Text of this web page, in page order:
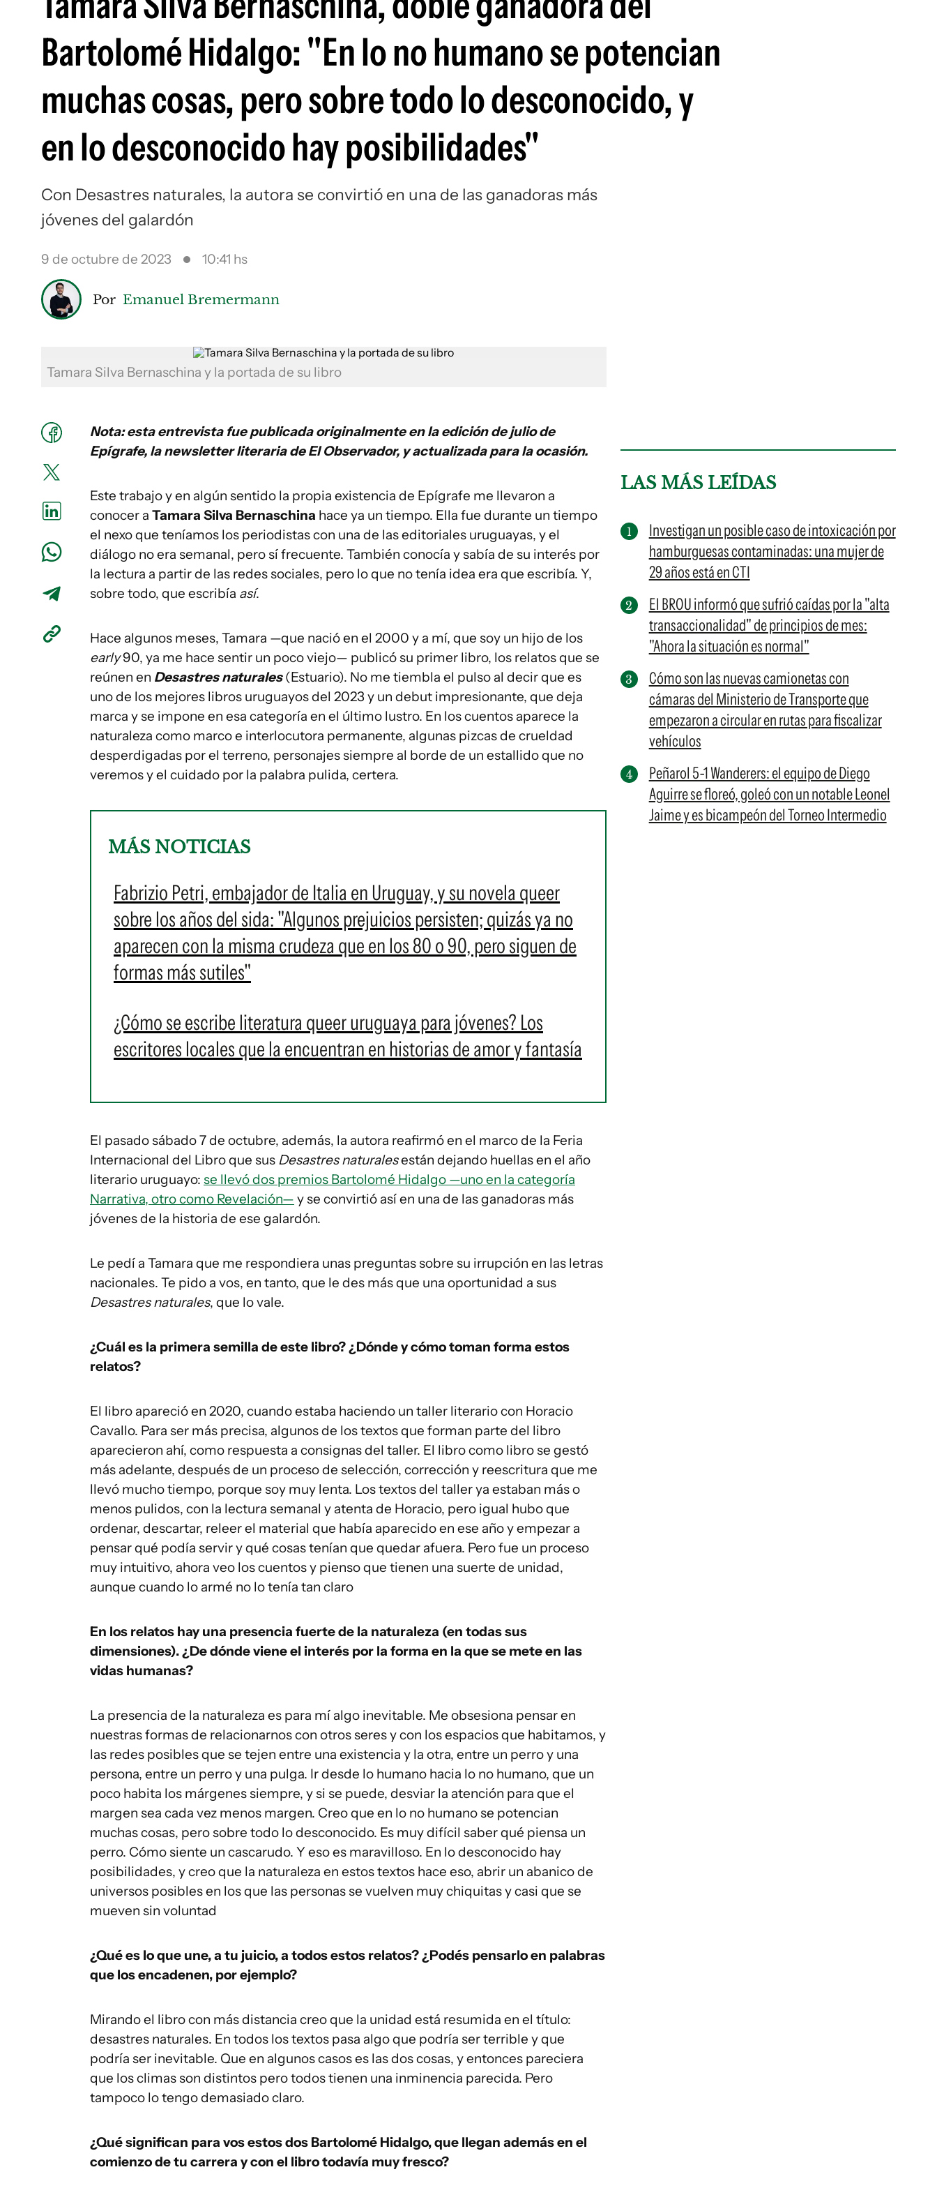
Bartolomé Hidalgo: "En lo no humano se potencian
muchas cosas, pero sobre todo lo desconocido, y
en lo desconocido hay posibilidades"
Con Desastres naturales, la autora se convirtió en una de las ganadoras más
jóvenes del galardón
9 de octubre de 2023 10:41 hs
Por Emanuel Bremermann
Tamara Silva Bernaschina y la portada de su libro
Nota: esta entrevista fue publicada originalmente en la edición de julio de
Epígrafe, la newsletter literaria de El Observador, y actualizada para la ocasión.
Este trabajo y en algún sentido la propia existencia de Epígrafe me llevaron a
conocer a Tamara Silva Bernaschina hace ya un tiempo. Ella fue durante un tiempo
el nexo que teníamos los periodistas con una de las editoriales uruguayas, y el
diálogo no era semanal, pero sí frecuente. También conocía y sabía de su interés por
la lectura a partir de las redes sociales, pero lo que no tenía idea era que escribía. Y,
sobre todo, que escribía así.
Hace algunos meses, Tamara —que nació en el 2000 y a mí, que soy un hijo de los
early90, ya me hace sentir un poco viejo— publicó su primer libro, los relatos que se
reúnen en Desastres naturales(Estuario). No me tiembla el pulso al decir que es
uno de los mejores libros uruguayos del 2023 y un debut impresionante, que deja
marca y se impone en esa categoría en el último lustro. En los cuentos aparece la
naturaleza como marco e interlocutora permanente, algunas pizcas de crueldad
desperdigadas por el terreno, personajes siempre al borde de un estallido que no
veremos y el cuidado por la palabra pulida, certera.
MÁS NOTICIAS
Fabrizio Petri, embajador de Italia en Uruguay, y su novela queer
sobre los años del sida: "Algunos prejuicios persisten; quizás ya no
aparecen con la misma crudeza que en los 80 o 90, pero siguen de
formas más sutiles"
¿Cómo se escribe literatura queer uruguaya para jóvenes? Los
escritores locales que la encuentran en historias de amor y fantasía
El pasado sábado 7 de octubre, además, la autora reafirmó en el marco de la Feria
Internacional del Libro que sus Desastres naturalesestán dejando huellas en el año
literario uruguayo: se llevó dos premios Bartolomé Hidalgo —uno en la categoría
Narrativa, otro como Revelación— y se convirtió así en una de las ganadoras más
jóvenes de la historia de ese galardón.
Le pedí a Tamara que me respondiera unas preguntas sobre su irrupción en las letras
nacionales. Te pido a vos, en tanto, que le des más que una oportunidad a sus
Desastres naturales, que lo vale.
¿Cuál es la primera semilla de este libro? ¿Dónde y cómo toman forma estos
relatos?
El libro apareció en 2020, cuando estaba haciendo un taller literario con Horacio
Cavallo. Para ser más precisa, algunos de los textos que forman parte del libro
aparecieron ahí, como respuesta a consignas del taller. El libro como libro se gestó
más adelante, después de un proceso de selección, corrección y reescritura que me
llevó mucho tiempo, porque soy muy lenta. Los textos del taller ya estaban más o
menos pulidos, con la lectura semanal y atenta de Horacio, pero igual hubo que
ordenar, descartar, releer el material que había aparecido en ese año y empezar a
pensar qué podía servir y qué cosas tenían que quedar afuera. Pero fue un proceso
muy intuitivo, ahora veo los cuentos y pienso que tienen una suerte de unidad,
aunque cuando lo armé no lo tenía tan claro
En los relatos hay una presencia fuerte de la naturaleza (en todas sus
dimensiones). ¿De dónde viene el interés por la forma en la que se mete en las
vidas humanas?
La presencia de la naturaleza es para mí algo inevitable. Me obsesiona pensar en
nuestras formas de relacionarnos con otros seres y con los espacios que habitamos, y
las redes posibles que se tejen entre una existencia y la otra, entre un perro y una
persona, entre un perro y una pulga. Ir desde lo humano hacia lo no humano, que un
poco habita los márgenes siempre, y si se puede, desviar la atención para que el
margen sea cada vez menos margen. Creo que en lo no humano se potencian
muchas cosas, pero sobre todo lo desconocido. Es muy difícil saber qué piensa un
perro. Cómo siente un cascarudo. Y eso es maravilloso. En lo desconocido hay
posibilidades, y creo que la naturaleza en estos textos hace eso, abrir un abanico de
universos posibles en los que las personas se vuelven muy chiquitas y casi que se
mueven sin voluntad
¿Qué es lo que une, a tu juicio, a todos estos relatos? ¿Podés pensarlo en palabras
que los encadenen, por ejemplo?
Mirando el libro con más distancia creo que la unidad está resumida en el título:
desastres naturales. En todos los textos pasa algo que podría ser terrible y que
podría ser inevitable. Que en algunos casos es las dos cosas, y entonces pareciera
que los climas son distintos pero todos tienen una inminencia parecida. Pero
tampoco lo tengo demasiado claro.
¿Qué significan para vos estos dos Bartolomé Hidalgo, que llegan además en el
comienzo de tu carrera y con el libro todavía muy fresco?
LAS MÁS LEÍDAS
Investigan un posible caso de intoxicación por
hamburguesas contaminadas: una mujer de
29 años está en CTI
El BROU informó que sufrió caídas por la "alta
transaccionalidad" de principios de mes:
"Ahora la situación es normal"
Cómo son las nuevas camionetas con
cámaras del Ministerio de Transporte que
empezaron a circular en rutas para fiscalizar
vehículos
Peñarol 5-1 Wanderers: el equipo de Diego
Aguirre se floreó, goleó con un notable Leonel
Jaime y es bicampeón del Torneo Intermedio